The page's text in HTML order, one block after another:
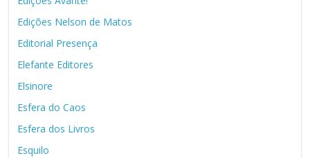
Edições Nelson de Matos
Editorial Presença
Elefante Editores
Elsinore
Esfera do Caos
Esfera dos Livros
Esquilo